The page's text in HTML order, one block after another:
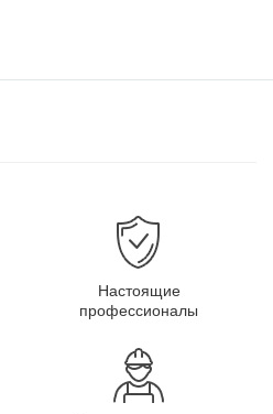
Настоящие
профессионалы